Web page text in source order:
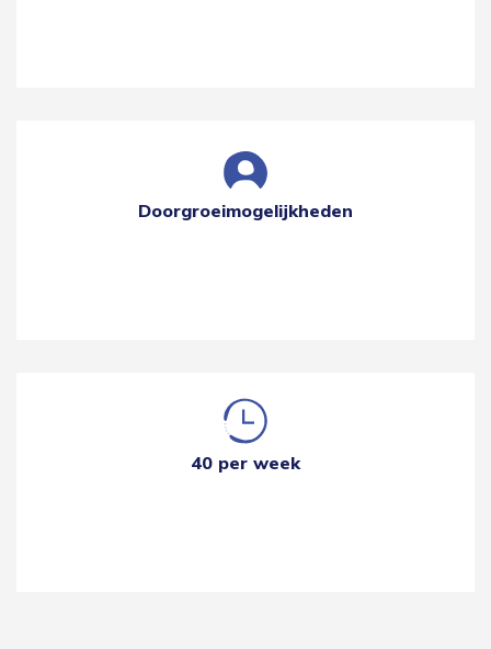
Doorgroeimogelijkheden
40 per week